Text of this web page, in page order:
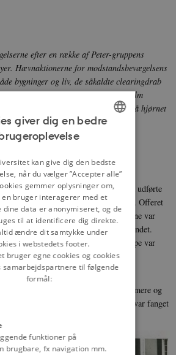
efter en række af Peter-gruppens
Hævnaktionerne for modstandsbevægelsens
bygninger og liv, de såkaldte clearingdrab
I Aalborg blev lægen Kuno Vilhelm
af gruppen den 7. oktober 1944 på hjørnet
Også Aalborg Rutebilstation og
udsat for schalburgtagen.
meddelagtighed i drabet på Kaj Munk udførte
1944 det første af ca. 90 clearingdrab. Offeret
Holger Christensen. Ofrene var
af deres erhverv og position i samfundet.
holde for, men den mest udsatte gruppe var
mistænkte for at hjælpe
nærmede sig, blev modterroren mere og
medlemmer af Peter-gruppen var fanget
udvej fandtes.
DANISH
giver dig en bedre
kan give dig den bedste
når du vælger ”Accepter alle”
gemmer oplysninger om,
en bruger interagerer med et
dine data er anonymiseret, og de
til at identificere dig direkte.
ændre dit samtykke under
i webstedets footer.
bruger egne cookies og cookies
samarbejdspartnere til følgende
formål:
funktioner på
brugbare, fx navigation mm.